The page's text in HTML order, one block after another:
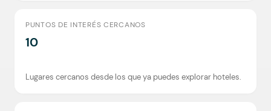
PUNTOS DE INTERÉS CERCANOS
10
Lugares cercanos desde los que ya puedes explorar hoteles.